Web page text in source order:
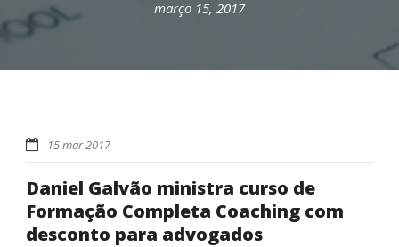
março 15, 2017
15 mar 2017
Daniel Galvão ministra curso de
Formação Completa Coaching com
desconto para advogados